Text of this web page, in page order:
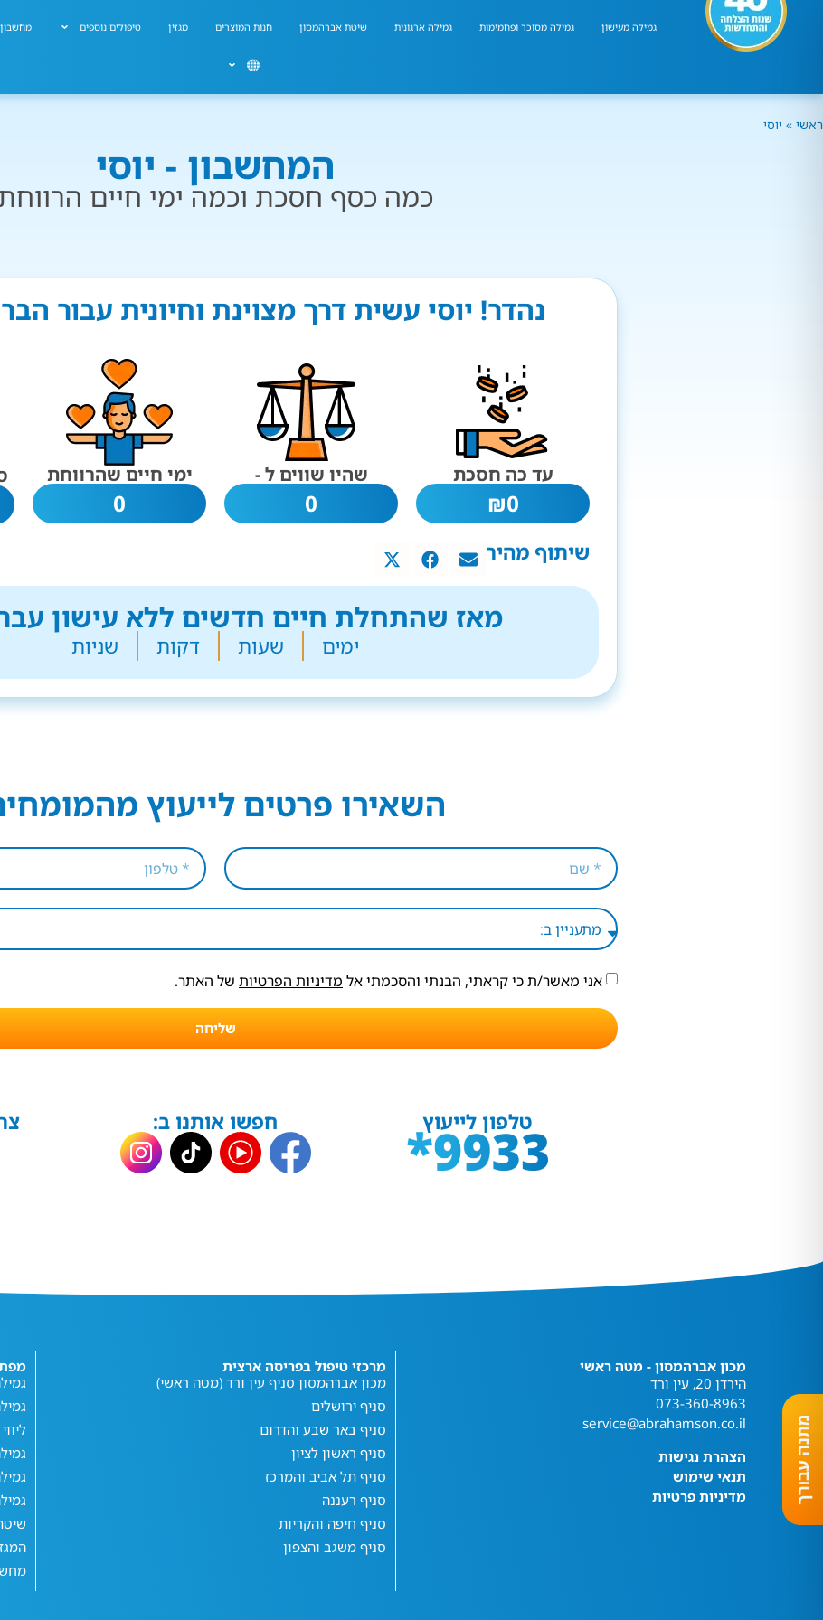
גמילה מעישון גמילה מסוכר ופחמימות גמילה ארגונית שיטת אברהמסון חנות המוצרים מגזין טיפולים נוספים
ראשי » יוסי
המחשבון - יוסי
כמה כסף חסכת וכמה ימי חיים
נהדר! יוסי עשית דרך מצוינת וחיונית עבור
עד כה חסכת
0
₪
שהיו שווים ל -
0
ימי חיים שהרווחת
0
שיתוף מהיר
מאז שהתחלת חיים חדשים ללא עישון
ימים שעות דקות שניות
השאירו פרטים לייעוץ
אני מאשר/ת כי קראתי, הבנתי והסכמתי אל מדיניות הפרטיות של האתר.
שליחה
טלפון לייעוץ חפשו אותנו ב:
מכון אברהמסון - מטה ראשי
הירדן 20, עין ורד
073-360-8963
service@abrahamson.co.il
הצהרת נגישות
תנאי שימוש
מדיניות פרטיות
מרכזי טיפול בפריסה ארצית
מכון אברהמסון סניף עין ורד (מטה ראשי)
סניף ירושלים
סניף באר שבע והדרום
סניף ראשון לציון
סניף תל אביב והמרכז
סניף רעננה
סניף חיפה והקריות
סניף משגב והצפון